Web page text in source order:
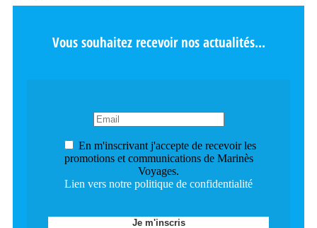
Vous souhaitez recevoir nos actualités...
En m'inscrivant j'accepte de recevoir les
promotions et communications de Marinès
Voyages.
Lien vers notre politique de confidentialité